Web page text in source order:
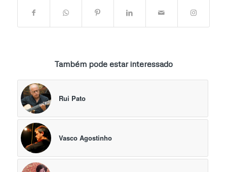
Também pode estar interessado
Rui Pato
Vasco Agostinho